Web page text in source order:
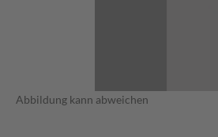
Abbildung kann abweichen